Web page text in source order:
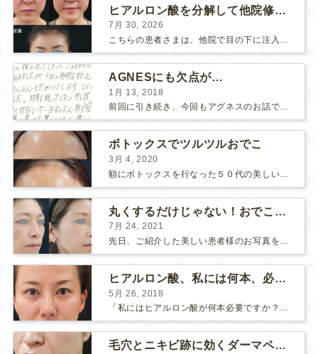
ヒアルロン酸を分解して他院修正（目の下のチンダル現象とその補正）
7月 30, 2026
こちらの患者さまは、他院で目の下に注入したヒアルロン酸がチンダル現象を起こしていたため、 ヒアルロン酸を分解する薬（ヒアルロニダーゼ）で分解してから 改めてヒアルロン酸を入れ直しました。 ...
AGNESにも欠点が…
1月 13, 2018
前回に引き続き、今回もアグネスのお話です。 AGNESはとっても良い治療である一方、 欠点もいくつかありますので、そちらもお話ししておきますね。 AGNESの欠点 1. ダウンタイム A...
ボトックスでツルツルおでこ
3月 4, 2020
丸くするだけじゃない！おでこのヒアルロン酸注射
7月 24, 2021
先日、ご紹介した美しい患者様のお写真を使わせていただいて、おでこのヒアルロン酸注射について説明します。 （≫ 写真の患者様の経過はこちら『２年間で若返って綺麗になられた患者様』） なぜおでこに...
ヒアルロン酸、私には何本、必要ですか？
5月 26, 2018
「私にはヒアルロン酸が何本必要ですか？」 診察の時によく聞かれますが、なかなか難しい質問です。 どこまでこだわってキレイにしたいかによって 使うヒアルロン酸の量が変わるからです。 前回もご紹介させ...
毛穴とニキビ跡に効くダーマペン４フルコース